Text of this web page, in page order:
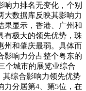
响力排名无变化，个别
大数据库反映其影响力
果显示，香港、广州和
有极大的领先优势，珠
州和肇庆最弱。具体而
影响力分占整个粤东的
个城市的展览业综合
其综合影响力领先优势
力分居第4、第5位，在